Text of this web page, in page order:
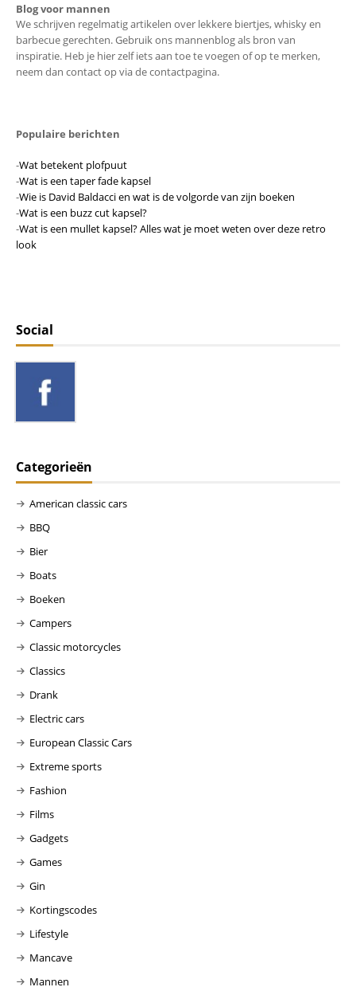
Blog voor mannen
We schrijven regelmatig artikelen over lekkere biertjes, whisky en
barbecue gerechten. Gebruik ons mannenblog als bron van
inspiratie. Heb je hier zelf iets aan toe te voegen of op te merken,
neem dan contact op via de contactpagina.
Populaire berichten
-Wat betekent plofpuut
-Wat is een taper fade kapsel
-Wie is David Baldacci en wat is de volgorde van zijn boeken
-Wat is een buzz cut kapsel?
-Wat is een mullet kapsel? Alles wat je moet weten over deze retro
look
Social
Categorieën
American classic cars
BBQ
Bier
Boats
Boeken
Campers
Classic motorcycles
Classics
Drank
Electric cars
European Classic Cars
Extreme sports
Fashion
Films
Gadgets
Games
Gin
Kortingscodes
Lifestyle
Mancave
Mannen